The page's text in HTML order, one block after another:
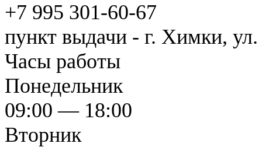
+7 995 301-60-67
пункт выдачи - г. Химки, ул.
Часы работы
Понедельник
09:00 — 18:00
Вторник